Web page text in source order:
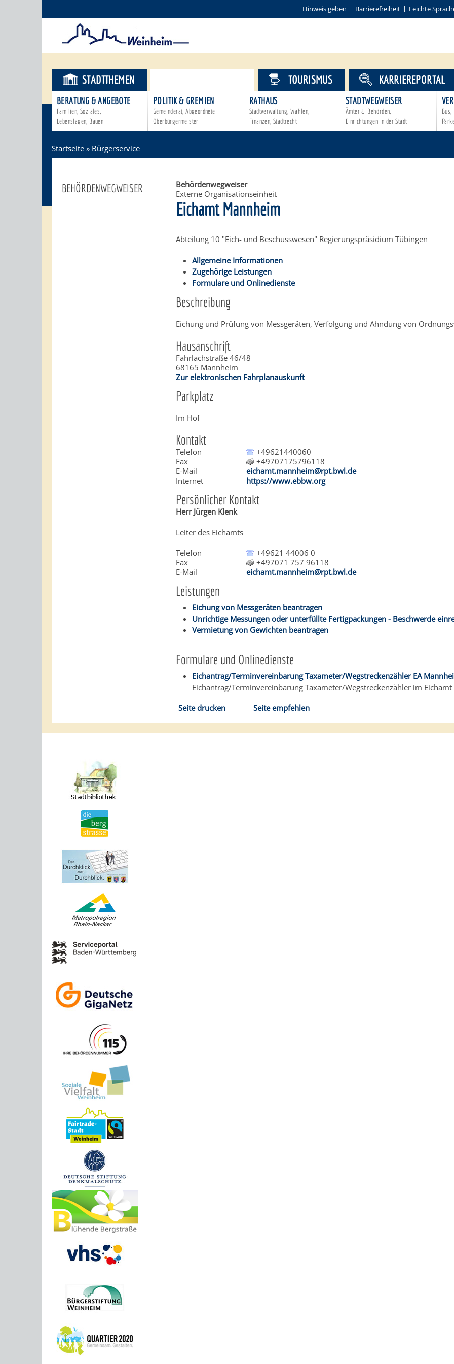
Hinweis geben Barrierefreiheit Leichte
STADTTHEMEN
BERATUNG & ANGEBOTE
Familien, Soziales,
Lebenslagen, Bauen
POLITIK & GREMIEN
Gemeinderat, Abgeordnete
Oberbürgermeister
RATHAUS
Stadtverwaltung, Wahlen,
Finanzen, Stadtrecht
STADTWEGWEISER
Ämter & Behörden,
Einrichtungen in der Stadt
Bus,
TOURISMUS KARRIEREPORTAL
Startseite » Bürgerservice
BEHÖRDENWEGWEISER
Behördenwegweiser
Externe Organisationseinheit
Eichamt Mannheim
Abteilung 10 "Eich- und Beschusswesen" Regierungspräsidium Tübingen
Allgemeine Informationen
Zugehörige Leistungen
Formulare und Onlinedienste
Beschreibung
Eichung und Prüfung von Messgeräten, Verfolgung und Ahndung von
Hausanschrift
Fahrlachstraße 46/48
68165 Mannheim
Zur elektronischen Fahrplanauskunft
Parkplatz
Im Hof
Kontakt
Telefon
+49621440060
Fax
+49707175796118
E-Mail
eichamt.mannheim@rpt.bwl.de
Internet
https://www.ebbw.org
Persönlicher Kontakt
Herr Jürgen Klenk
Leiter des Eichamts
Telefon
+49621 44006 0
Fax
+497071 757 96118
E-Mail
eichamt.mannheim@rpt.bwl.de
Leistungen
Eichung von Messgeräten beantragen
Unrichtige Messungen oder unterfüllte Fertigpackungen - Beschwerde
Vermietung von Gewichten beantragen
Formulare und Onlinedienste
Eichantrag/Terminvereinbarung Taxameter/Wegstreckenzähler EA
Eichantrag/Terminvereinbarung Taxameter/Wegstreckenzähler im
Seite drucken Seite empfehlen